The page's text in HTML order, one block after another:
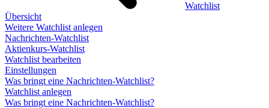
Watchlist
Übersicht
Weitere Watchlist anlegen
Nachrichten-Watchlist
Aktienkurs-Watchlist
Watchlist bearbeiten
Einstellungen
Was bringt eine Nachrichten-Watchlist?
Watchlist anlegen
Was bringt eine Nachrichten-Watchlist?